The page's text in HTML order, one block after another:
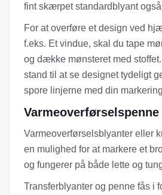
fint skærpet standardblyant
For at overføre et design ved
f.eks. Et vindue, skal du tape
og dække mønsteret med
stand til at se designet tydeligt
spore linjerne med din
Varmeoverførselsblyanter eller
en mulighed for at markere et
og fungerer på både lette og
Transferblyanter og penne fås i